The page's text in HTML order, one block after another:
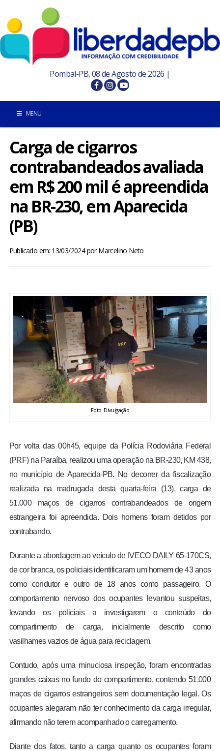
Pombal-PB, 08 de Agosto de 2026 |
MENU
INÍCIO
POMBAL E REGIÃO
BRASIL
MUNDO
ENTRETENIMENTO
ENQUETE
TV LPB
Carga de cigarros
contrabandeados avaliada
em R$ 200 mil é apreendida
na BR-230, em Aparecida
(PB)
Publicado em: 13/03/2024porMarcelino Neto
Foto: Divulgação
Por volta das 00h45, equipe da Polícia Rodoviária Federal
(PRF) na Paraíba, realizou uma operação na BR-230, KM 438,
no município de Aparecida-PB. No decorrer da fiscalização
realizada na madrugada desta quarta-feira (13), carga de
51.000 maços de cigarros contrabandeados de origem
estrangeira foi apreendida. Dois homens foram detidos por
contrabando.
Durante a abordagem ao veículo de IVECO DAILY 65-170CS,
de cor branca, os policiais identificaram um homem de 43 anos
como condutor e outro de 18 anos como passageiro. O
comportamento nervoso dos ocupantes levantou suspeitas,
levando os policiais a investigarem o conteúdo do
compartimento de carga, inicialmente descrito como
vasilhames vazios de água para reciclagem.
Contudo, após uma minuciosa inspeção, foram encontradas
grandes caixas no fundo do compartimento, contendo 51.000
maços de cigarros estrangeiros sem documentação legal. Os
ocupantes alegaram não ter conhecimento da carga irregular,
afirmando não terem acompanhado o carregamento.
Diante dos fatos, tanto a carga quanto os ocupantes foram